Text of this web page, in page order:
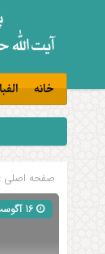
خانه
صفحه اصلی